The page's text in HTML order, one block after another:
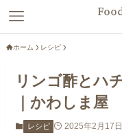
ホーム レシピ
リンゴ酢とハ
｜かわしま屋
レシピ 2025年2月17日